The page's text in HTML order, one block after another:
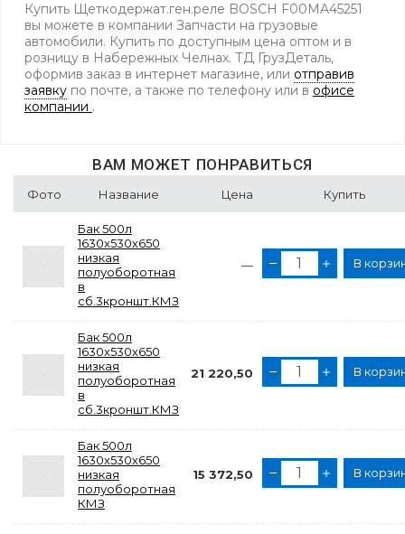
Купить Щеткодержат.ген.реле BOSCH F00MA45251
вы можете в компании Запчасти на грузовые
автомобили. Купить по доступным цена оптом и в
розницу в Набережных Челнах. ТД ГрузДеталь,
оформив заказ в интернет магазине, или отправив
заявку по почте, а также по телефону или в офисе
компании .
ВАМ МОЖЕТ ПОНРАВИТЬСЯ
Фото Название Цена Купить
Бак 500л
1630х530х650
низкая
полуоборотная
в
сб.3кроншт.КМЗ
— В
Бак 500л
1630х530х650
низкая
полуоборотная
в
сб.3кроншт.КМЗ
21 220,50 В
Бак 500л
1630х530х650
низкая
полуоборотная
КМЗ
15 372,50 В